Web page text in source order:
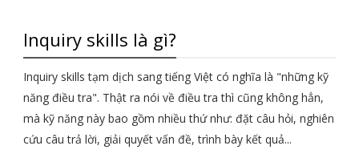
Inquiry skills là gì?
Inquiry skills tạm dịch sang tiếng Việt có nghĩa là "những kỹ
năng điều tra". Thật ra nói về điều tra thì cũng không hẳn,
mà kỹ năng này bao gồm nhiều thứ như: đặt câu hỏi, nghiên
cứu câu trả lời, giải quyết vấn đề, trình bày kết quả...